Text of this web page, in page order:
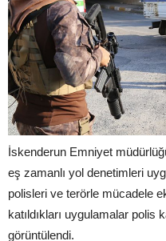
İskenderun Emniyet
eş zamanlı yol denetimleri
polisleri ve terörle mücadele
katıldıkları uygulamalar polis
görüntülendi.